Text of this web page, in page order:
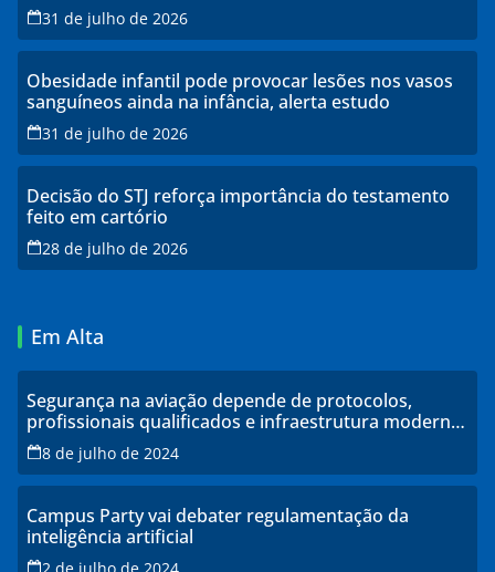
31 de julho de 2026
Obesidade infantil pode provocar lesões nos vasos
sanguíneos ainda na infância, alerta estudo
31 de julho de 2026
Decisão do STJ reforça importância do testamento
feito em cartório
28 de julho de 2026
Em Alta
Segurança na aviação depende de protocolos,
profissionais qualificados e infraestrutura moderna,
explicam especialistas
8 de julho de 2024
Campus Party vai debater regulamentação da
inteligência artificial